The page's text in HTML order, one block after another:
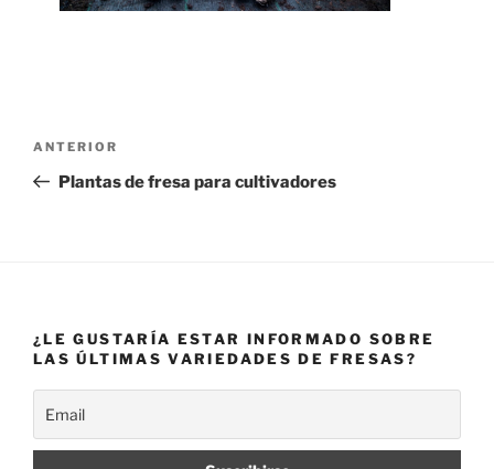
entradas
Entrada
anterior:
ANTERIOR
Plantas de fresa para cultivadores
¿LE GUSTARÍA ESTAR INFORMADO SOBRE
LAS ÚLTIMAS VARIEDADES DE FRESAS?